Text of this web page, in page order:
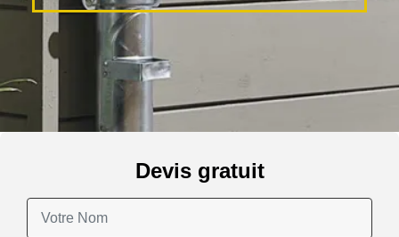
Devis gratuit